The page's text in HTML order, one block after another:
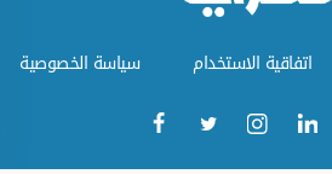
اتفاقية الاستخدام سياسة الخصوصية